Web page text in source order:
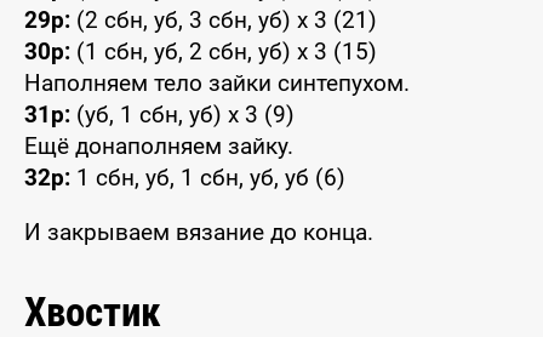
29р: (2 сбн, уб, 3 сбн, уб) x 3 (21)
30р: (1 сбн, уб, 2 сбн, уб) x 3 (15)
Наполняем тело зайки синтепухом.
31р: (уб, 1 сбн, уб) x 3 (9)
Ещё донаполняем зайку.
32р: 1 сбн, уб, 1 сбн, уб, уб (6)
И закрываем вязание до конца.
Хвостик